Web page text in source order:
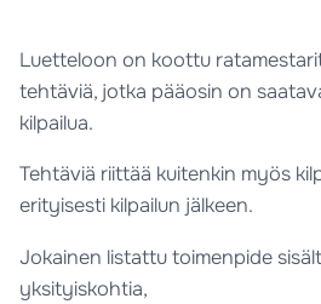
Luetteloon on koottu
tehtäviä, jotka pääosin on
kilpailua.
Tehtäviä riittää kuitenkin myös
erityisesti kilpailun jälkeen.
Jokainen listattu toimenpide
yksityiskohtia,